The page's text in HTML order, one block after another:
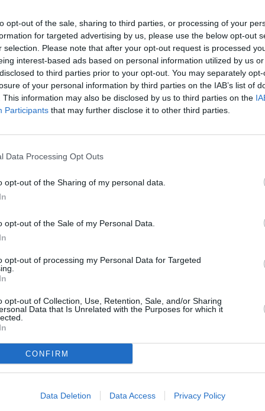
opt-out of the sale, sharing to third parties, or processing of your
for targeted advertising by us, please use the below opt-out
selection. Please note that after your opt-out request is processed
interest-based ads based on personal information utilized by us
to third parties prior to your opt-out. You may separately
of your personal information by third parties on the IAB’s list of
This information may also be disclosed by us to third parties on the
Participants that may further disclose it to other third parties.
Data Processing Opt Outs
opt-out of the Sharing of my personal data.
opt-out of the Sale of my Personal Data.
opt-out of processing my Personal Data for Targeted
opt-out of Collection, Use, Retention, Sale, and/or Sharing
Data that Is Unrelated with the Purposes for which it
CONFIRM
Data Deletion Data Access Privacy Policy
zwischen 20 und
Tiroler
Wurst oder
fein würfeln. Zwiebeln
Petersilie und
hacken.
zerlassen, Speck- und
mit in die Pfanne
und Salz
Mehl darüber
alle Zutaten zu
und Knödel aus
Salzwasser aufkochen.
Salzwasser für 15
Konsistenz zu weich,
ergibt die echten
Konsistenz richtig, alle
garen lassen, bis sie
Anzeige
Artikelempfehlung